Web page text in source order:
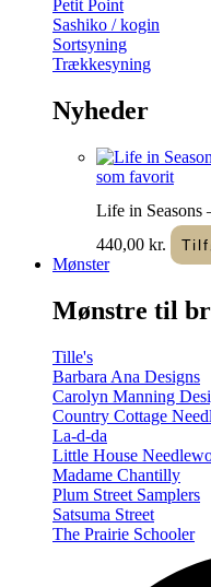
Petit Point
Sashiko / kogin
Sortsyning
Trækkesyning
Nyheder
som favorit
Life in Seasons
440,00 kr.
Mønster
Mønstre til
Tille's
Barbara Ana Designs
Carolyn Manning
Country Cottage
La-d-da
Little House
Madame Chantilly
Plum Street Samplers
Satsuma Street
The Prairie Schooler